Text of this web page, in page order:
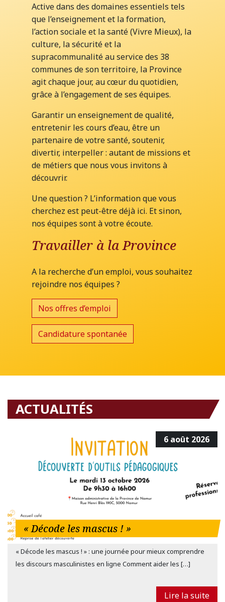
Active dans des domaines essentiels tels
que l’enseignement et la formation,
l’action sociale et la santé (Vivre Mieux), la
culture, la sécurité et la
supracommunalité au service des 38
communes de son territoire, la Province
agit chaque jour, au cœur du quotidien,
grâce à l’engagement de ses équipes.
Garantir un enseignement de qualité,
entretenir les cours d’eau, être un
partenaire de votre santé, soutenir,
divertir, interpeller : autant de missions et
de métiers que nous vous invitons à
découvrir.
Une question ? L’information que vous
cherchez est peut-être déjà ici. Et sinon,
nos équipes sont à votre écoute.
Travailler à la Province
A la recherche d’un emploi, vous souhaitez
rejoindre nos équipes ?
Nos offres d’emploi
Candidature spontanée
ACTUALITÉS
6 août 2026
« Décode les mascus ! »
« Décode les mascus ! » : une journée pour mieux comprendre
les discours masculinistes en ligne Comment aider les […]
Lire la suite